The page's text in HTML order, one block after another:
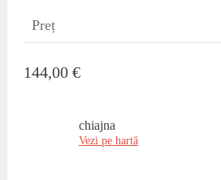
Preț
144,00 €
chiajna
Vezi pe hartă